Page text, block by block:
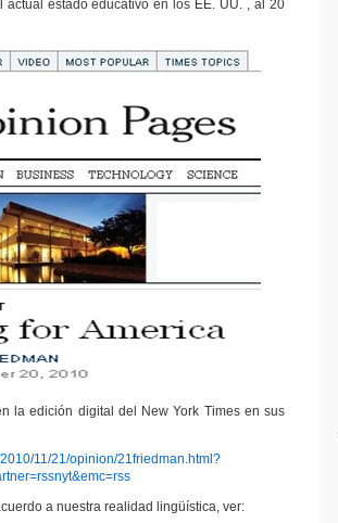
estado educativo en los EE. UU. , al 20
la edición digital del New York Times en sus
11/21/opinion/21friedman.html?
a nuestra realidad lingüística, ver: